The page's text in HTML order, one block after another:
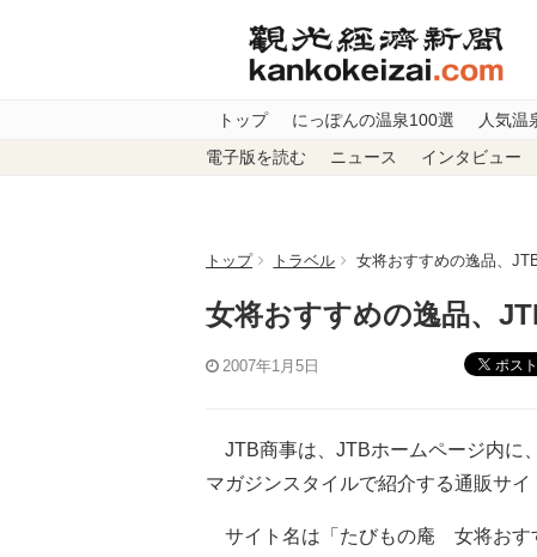
トップ にっぽんの温泉100選 人気温
電子版を読む ニュース インタビュー
トップ トラベル 女将おすすめの逸品、
女将おすすめの逸品、
2007年1月5日 ポスト
JTB商事は、JTBホームページ内に
マガジンスタイルで紹介する通販サイ
サイト名は「たびもの庵 女将おす